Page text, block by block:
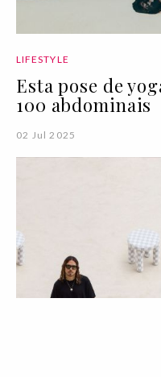
LIFESTYLE
Esta pose de
100 abdominais
02 Jul 2025